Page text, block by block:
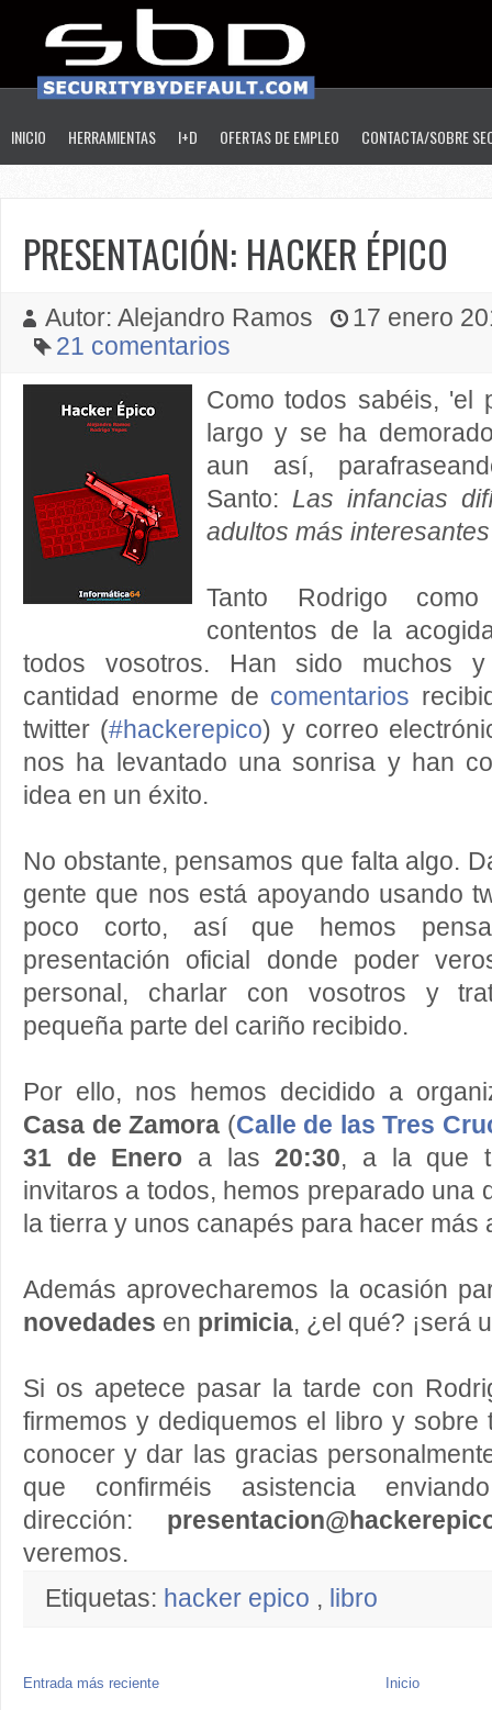
INICIO HERRAMIENTAS I+D OFERTAS DE EMPLEO CONTACTA/SOBRE
PRESENTACIÓN: HACKER ÉPICO
Autor: Alejandro Ramos
17 enero
21 comentarios
Como todos sabéis, 'el
largo y se ha
aun así,
Santo: Las infancias
adultos más interesantes
Tanto Rodrigo
contentos de la
todos vosotros. Han sido muchos
cantidad enorme de comentarios
twitter (#hackerepico) y correo
nos ha levantado una sonrisa y han
idea en un éxito.
No obstante, pensamos que falta algo.
gente que nos está apoyando usando
poco corto, así que hemos
presentación oficial donde poder
personal, charlar con vosotros y
pequeña parte del cariño recibido.
Por ello, nos hemos decidido a
Casa de Zamora (Calle de las Tres
31 de Enero a las20:30, a la que
invitaros a todos, hemos preparado una
la tierra y unos canapés para hacer más
Además aprovecharemos la ocasión
novedades en primicia, ¿el qué? ¡será
Si os apetece pasar la tarde con
firmemos y dediquemos el libro y sobre
conocer y dar las gracias
que confirméis asistencia
dirección:
veremos.
Etiquetas: hacker epico , libro
Entrada más reciente Inicio